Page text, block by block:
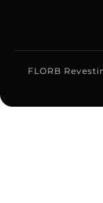
FLORB